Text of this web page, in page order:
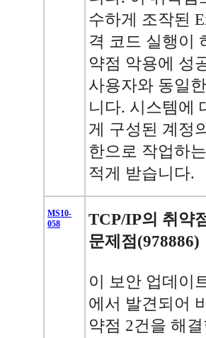
수하게 조작된
격 코드 실행이
약점 악용에 성
사용자와 동일
니다. 시스템에
게 구성된 계정
한으로 작업하
적게 받습니다.
MS10-
058
TCP/IP의 취약
문제점(978886)
이 보안 업데이
에서 발견되어
약점 2건을 해